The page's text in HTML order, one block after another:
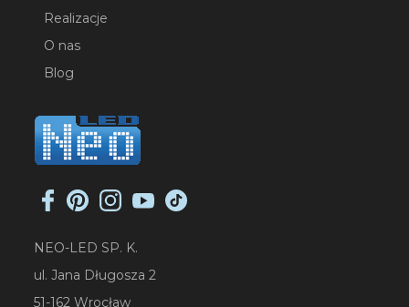
Realizacje
O nas
Blog
NEO-LED SP. K.
ul. Jana Długosza 2
51-162 Wrocław